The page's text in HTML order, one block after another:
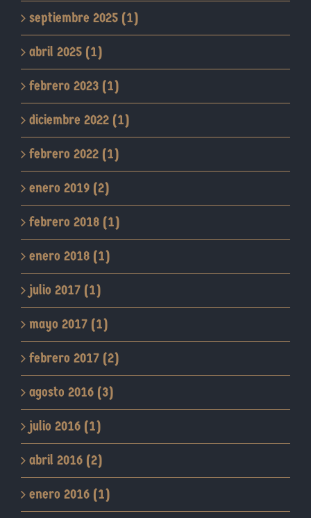
septiembre 2025 (1)
abril 2025 (1)
febrero 2023 (1)
diciembre 2022 (1)
febrero 2022 (1)
enero 2019 (2)
febrero 2018 (1)
enero 2018 (1)
julio 2017 (1)
mayo 2017 (1)
febrero 2017 (2)
agosto 2016 (3)
julio 2016 (1)
abril 2016 (2)
enero 2016 (1)